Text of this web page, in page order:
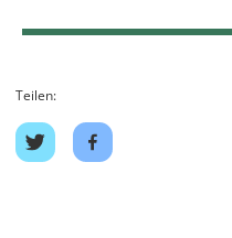
Teilen:
Share
on
Share
on